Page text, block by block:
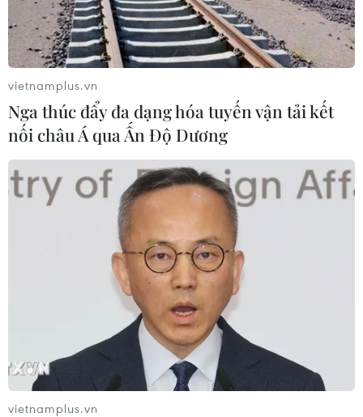
Sách Trắng quốc phòng Hàn Quốc ngừng
gọi Triều Tiên là “kẻ thù”
Quân đội Hàn Quốc đã xóa cụm từ “kẻ thù” khi đề cập
tới quân đội và chính quyền Triều Tiên. Động thái này
được xem là sự phản ánh các nỗ lực hòa bình hiện nay.
vietnamplus.vn
Nga thúc đẩy đa dạng hóa tuyến vận tải kết
nối châu Á qua Ấn Độ Dương
vietnamplus.vn